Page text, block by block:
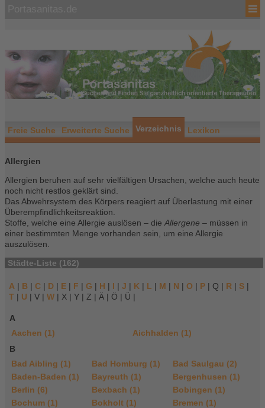
Freie Suche Erweiterte Suche Verzeichnis Lexikon
Allergien
Allergien beruhen auf sehr vielfältigen Ursachen, welche auch heute
noch nicht restlos geklärt sind.
Das Abwehrsystem des Körpers reagiert auf Überlastung mit einer
Überempfindlichkeitsreaktion.
Stoffe, welche eine Allergie auslösen – die Allergene – müssen in
einer bestimmten Menge vorhanden sein, um eine Allergie
auszulösen.
Städte-Liste (162)
A | B | C | D | E | F | G | H | I | J | K | L | M | N | O | P | Q | R | S |
T | U | V | W | X | Y | Z | Ä | Ö | Ü |
A
Aachen (1)
Aichhalden (1)
B
Bad Aibling (1)
Bad Homburg (1)
Bad Saulgau (2)
Baden-Baden (1)
Bayreuth (1)
Bergenhusen (1)
Berlin (6)
Bexbach (1)
Bobingen (1)
Bochum (1)
Bokholt (1)
Bremen (1)